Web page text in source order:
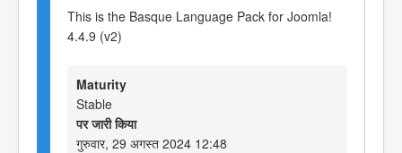
This is the Basque Language Pack for Joomla!
4.4.9 (v2)
Maturity
Stable
पर जारी किया
गुरुवार, 29 अगस्त 2024 12:48